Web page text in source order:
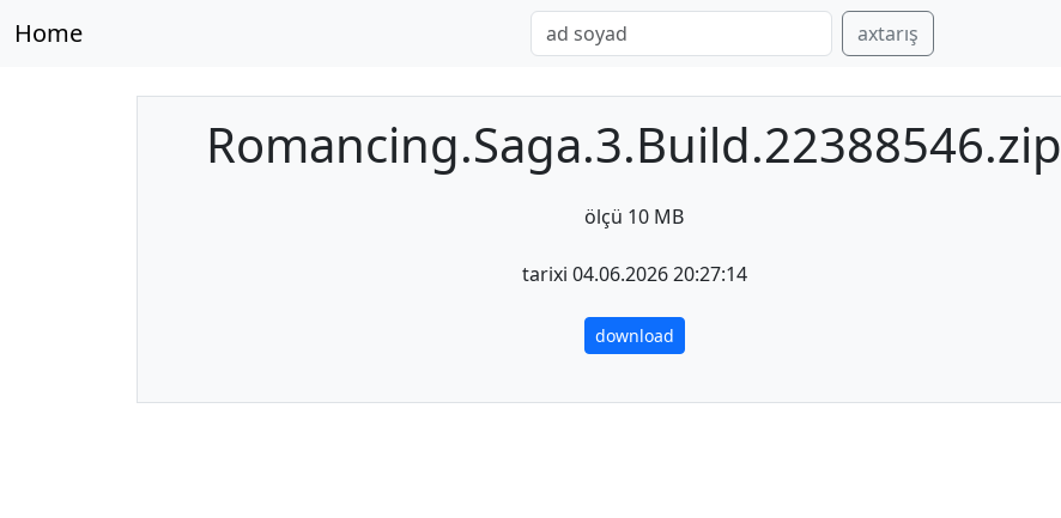
Home axtarış
Romancing.Saga.3.Build.22388546.zip
ölçü 10 MB
tarixi 04.06.2026 20:27:14
download